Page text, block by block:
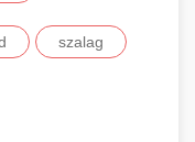
szalag